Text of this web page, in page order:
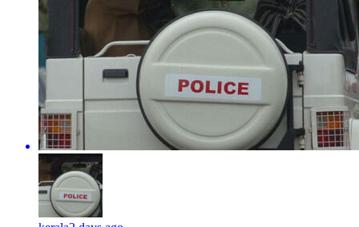
kerala2 days ago
500 രൂപയുടെ കള്ളനോട്ടുകളുമായി വിദ്യാര്‍ത്ഥികള്‍